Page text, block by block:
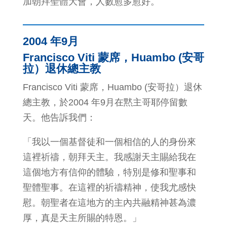
2004 年9月
Francisco Viti 蒙席，Huambo (安哥
拉）退休總主教
Francisco Viti 蒙席，Huambo (安哥拉）退休
總主教，於2004 年9月在黙主哥耶停留數
天。他告訴我們：
「我以一個基督徒和一個相信的人的身份來
這裡祈禱，朝拜天主。我感謝天主賜給我在
這個地方有信仰的體驗，特別是修和聖事和
聖體聖事。在這裡的祈禱精神，使我尤感快
慰。朝聖者在這地方的主內共融精神甚為濃
厚，真是天主所賜的特恩。」